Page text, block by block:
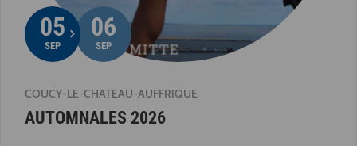
05
SEP
06
SEP
COUCY-LE-CHATEAU-AUFFRIQUE
AUTOMNALES 2026